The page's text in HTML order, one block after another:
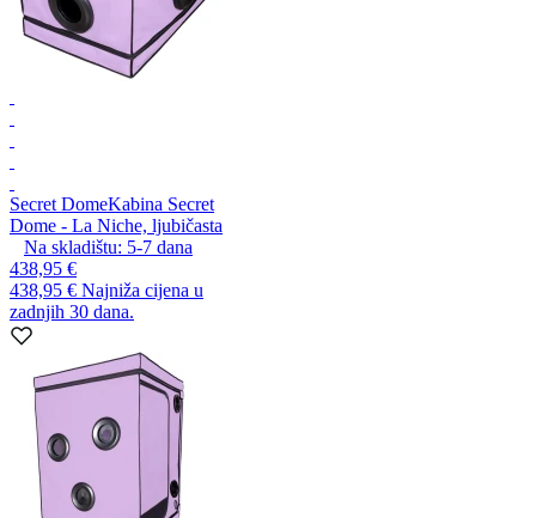
Secret DomeKabina Secret
Dome - La Niche, ljubičasta
Na skladištu: 5-7 dana
438,95 €
438,95 € Najniža cijena u
zadnjih 30 dana.